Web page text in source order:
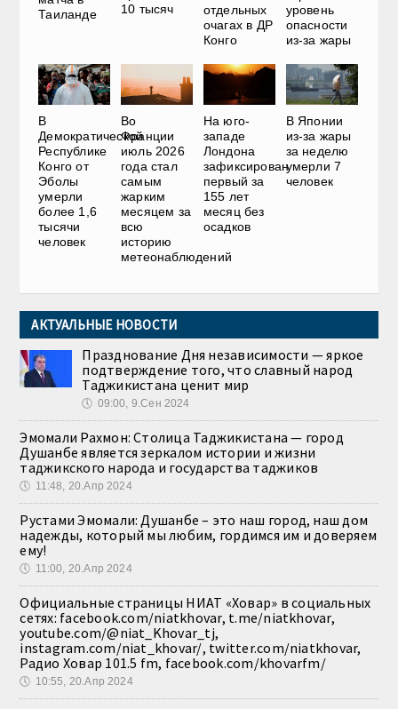
Таиланде
10 тысяч
отдельных
очагах в ДР
Конго
уровень
опасности
из-за жары
В
Демократической
Республике
Конго от
Эболы
умерли
более 1,6
тысячи
человек
Во
Франции
июль 2026
года стал
самым
жарким
месяцем за
всю
историю
метеонаблюдений
На юго-
западе
Лондона
зафиксирован
первый за
155 лет
месяц без
осадков
В Японии
из-за жары
за неделю
умерли 7
человек
АКТУАЛЬНЫЕ НОВОСТИ
Празднование Дня независимости — яркое
подтверждение того, что славный народ
Таджикистана ценит мир
🕔 09:00, 9.Сен 2024
Эмомали Рахмон: Столица Таджикистана — город
Душанбе является зеркалом истории и жизни
таджикского народа и государства таджиков
🕔 11:48, 20.Апр 2024
Рустами Эмомали: Душанбе – это наш город, наш дом
надежды, который мы любим, гордимся им и доверяем
ему!
🕔 11:00, 20.Апр 2024
Официальные страницы НИАТ «Ховар» в социальных
сетях: facebook.com/niatkhovar, t.me/niatkhovar,
youtube.com/@niat_Khovar_tj,
instagram.com/niat_khovar/, twitter.com/niatkhovar,
Радио Ховар 101.5 fm, facebook.com/khovarfm/
🕔 10:55, 20.Апр 2024